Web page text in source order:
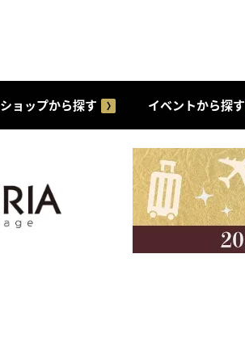
ショップから探す イベントから探す